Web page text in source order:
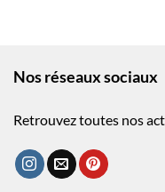
Nos réseaux sociaux
Retrouvez toutes nos